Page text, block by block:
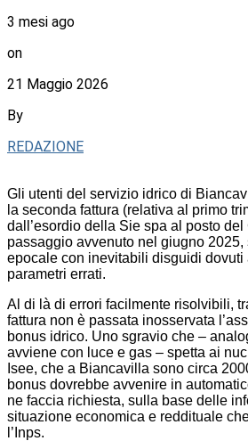
3 mesi ago
on
21 Maggio 2026
By
REDAZIONE
Gli utenti del servizio idrico di
la seconda fattura (relativa al primo
dall’esordio della Sie spa al posto del
passaggio avvenuto nel giugno
epocale con inevitabili disguidi dovuti
parametri errati.
Al di là di errori facilmente risolvibili,
fattura non è passata inosservata
bonus idrico. Uno sgravio che –
avviene con luce e gas – spetta ai
Isee, che a Biancavilla sono circa
bonus dovrebbe avvenire in
ne faccia richiesta, sulla base delle
situazione economica e reddituale
l’Inps.